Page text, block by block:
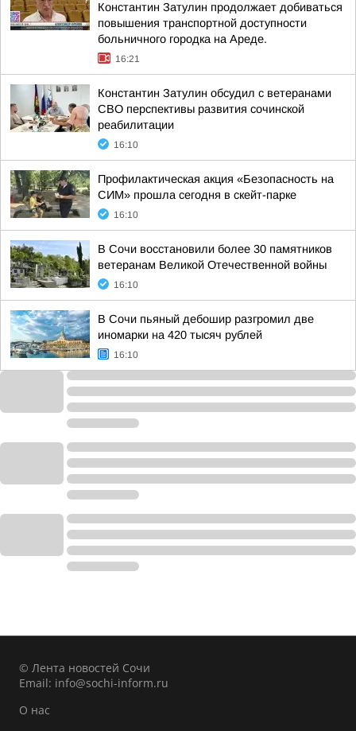
Константин Затулин продолжает добиваться
повышения транспортной доступности
больничного городка на Ареде.
16:21
Константин Затулин обсудил с ветеранами
СВО перспективы развития сочинской
реабилитации
16:10
Профилактическая акция «Безопасность на
СИМ» прошла сегодня в скейт-парке
16:10
В Сочи восстановили более 30 памятников
ветеранам Великой Отечественной войны
16:10
В Сочи пьяный дебошир разгромил две
иномарки на 420 тысяч рублей
16:10
© Лента новостей Сочи
Email: info@sochi-inform.ru
О нас